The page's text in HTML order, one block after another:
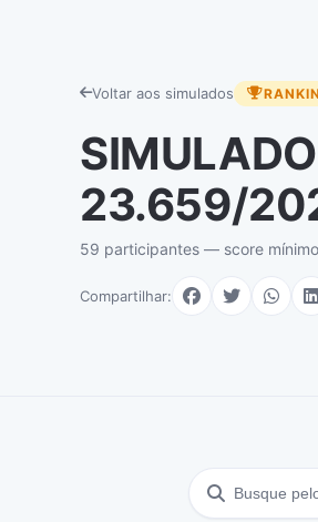
Voltar aos simulados
23.659/
59 participantes — score
Compartilhar: